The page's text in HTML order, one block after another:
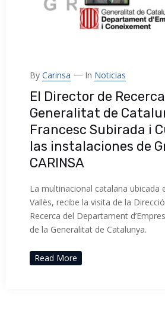
By Carinsa In Noticias
El Director de
Generalitat de
Francesc Subirada i
las instalaciones de
CARINSA
La multinacional catalana ubicada
Vallès, recibe la visita de la
Recerca del Departament
de la Generalitat de Catalunya.
Read More